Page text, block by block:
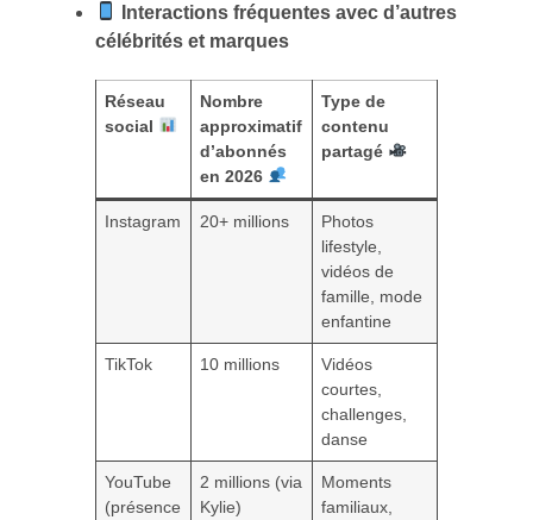
Interactions fréquentes avec d’autres
célébrités et marques
Réseau
social
Nombre
approximatif
d’abonnés
en 2026
Type de
contenu
partagé
Instagram 20+ millions
Photos
lifestyle,
vidéos de
famille, mode
enfantine
TikTok 10 millions
Vidéos
courtes,
challenges,
danse
YouTube
(présence
2 millions (via
Kylie)
Moments
familiaux,